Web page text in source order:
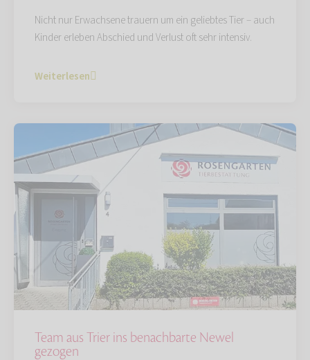
Nicht nur Erwachsene trauern um ein geliebtes Tier – auch
Kinder erleben Abschied und Verlust oft sehr intensiv.
Weiterlesen
Team aus Trier ins benachbarte Newel
gezogen